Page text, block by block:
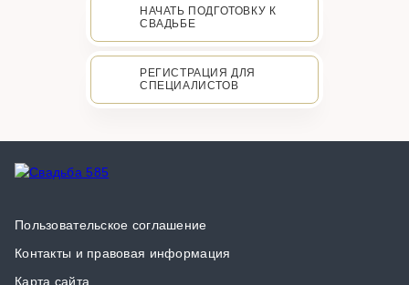
НАЧАТЬ ПОДГОТОВКУ К
СВАДЬБЕ
РЕГИСТРАЦИЯ ДЛЯ
СПЕЦИАЛИСТОВ
Пользовательское соглашение
Контакты и правовая информация
Карта сайта